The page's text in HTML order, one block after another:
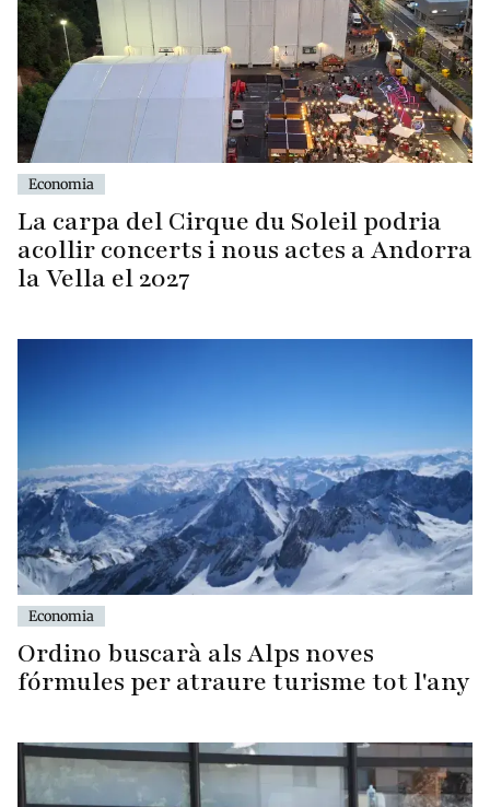
Economia
La carpa del Cirque du Soleil podria
acollir concerts i nous actes a Andorra
la Vella el 2027
Economia
Ordino buscarà als Alps noves
fórmules per atraure turisme tot l'any